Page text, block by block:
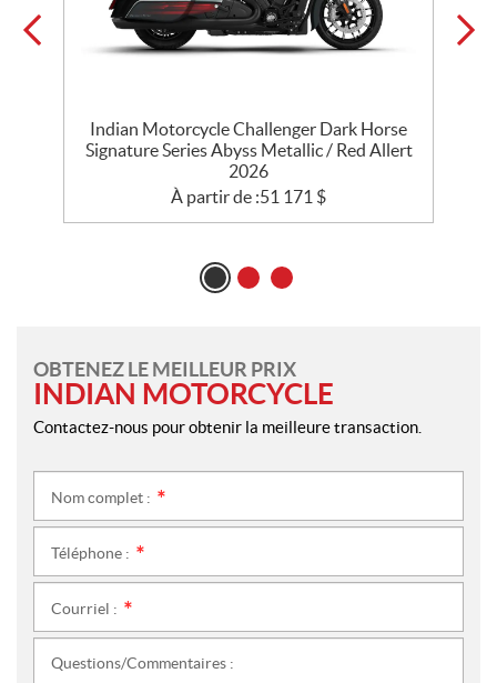
Indian Motorcycle Challenger Dark Horse
Signature Series Abyss Metallic / Red Allert
2026
À partir de :51 171 $
OBTENEZ LE MEILLEUR PRIX
INDIAN MOTORCYCLE
Contactez-nous pour obtenir la meilleure transaction.
Nom complet :
Téléphone :
Courriel :
Questions/Commentaires :